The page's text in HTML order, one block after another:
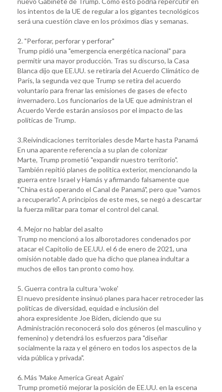
los intentos de la UE de regular a los gigantes tecnológicos
será una cuestión clave en los próximos días y semanas.
2. "Perforar, perforar y perforar"
Trump pidió una "emergencia energética nacional" para
permitir una mayor producción. Tras su discurso, la Casa
Blanca dijo que EE.UU. se retiraría del Acuerdo Climático de
París, la segunda vez que Trump se retira del acuerdo
voluntario para frenar las emisiones de gases de efecto
invernadero. Los funcionarios de la UE que administran el
Acuerdo Verde estarán ansiosos por el impacto de las
políticas de Trump.
3.Reivindicaciones territoriales desde Marte hasta Panamá
En una aparente referencia a su plan de colonizar
Marte, Trump prometió "expandir nuestro territorio".
También repitió planes de política exterior, mencionando la
guerra entre Israel y Hamás y afirmando falsamente que
"China está operando el Canal de Panamá", pero que "vamos
a recuperarlo". A principios de este mes, se negó a descartar
la fuerza militar para tomar el control del canal.
4. Mejor no hablar del asalto
Trump no mencionó a los alborotadores condenados por
atacar el Capitolio de EE.UU. el 6 de enero de 2021, una
omisión notable dado que ha dicho que planea indultar a
muchos de ellos tan pronto como hoy.
5. Guerra contra la cultura 'woke'
El nuevo presidente insinuó planes para hacer retroceder las
políticas de diversidad, equidad e inclusión del
ahora expresidente Joe Biden, diciendo que su
Administración reconocerá solo dos géneros (el masculino y
femenino) y detendrá los esfuerzos para "diseñar
socialmente la raza y el género en todos los aspectos de la
vida pública y privada".
6. Más 'Make America Great Again'
Trump prometió mejorar la posición de EE.UU. en la escena